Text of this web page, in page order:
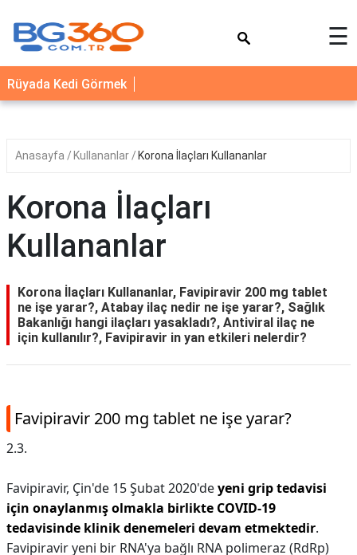
YEMEK
TARİFLERİ
SAĞLIK
İLETİŞİM
☰
Rüyada Kedi Görmek
Anasayfa Kullananlar Korona İlaçları Kullananlar
Korona İlaçları
Kullananlar
Korona İlaçları Kullananlar, Favipiravir 200 mg tablet
ne işe yarar?, Atabay ilaç nedir ne işe yarar?, Sağlık
Bakanlığı hangi ilaçları yasakladı?, Antiviral ilaç ne
için kullanılır?, Favipiravir in yan etkileri nelerdir?
Favipiravir 200 mg tablet ne işe yarar?
2.3.
Favipiravir, Çin'de 15 Şubat 2020'deyeni grip tedavisi
için onaylanmış olmakla birlikte COVID-19
tedavisinde klinik denemeleri devam etmektedir.
Favipiravir yeni bir RNA'ya bağlı RNA polimeraz (RdRp)